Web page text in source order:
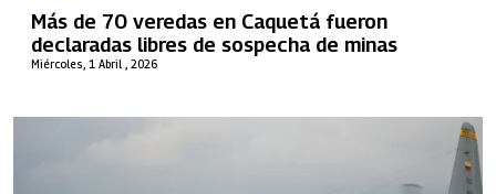
Miércoles, 1 Abril , 2026
Más de 70 veredas en Caquetá fueron
declaradas libres de sospecha de minas